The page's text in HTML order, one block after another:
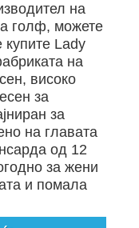
на
голф, можете
купите Lady
на
високо
за
за
на главата
од 12
за жени
и помала